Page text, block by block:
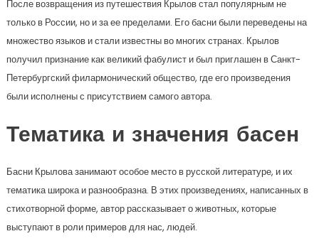
После возвращения из путешествия Крылов стал популярным не
только в России, но и за ее пределами. Его басни были переведены на
множество языков и стали известны во многих странах. Крылов
получил признание как великий фабулист и был приглашен в Санкт-
Петербургский филармонический общество, где его произведения
были исполнены с присутствием самого автора.
Тематика и значения басен
Басни Крылова занимают особое место в русской литературе, и их
тематика широка и разнообразна. В этих произведениях, написанных в
стихотворной форме, автор рассказывает о животных, которые
выступают в роли примеров для нас, людей.